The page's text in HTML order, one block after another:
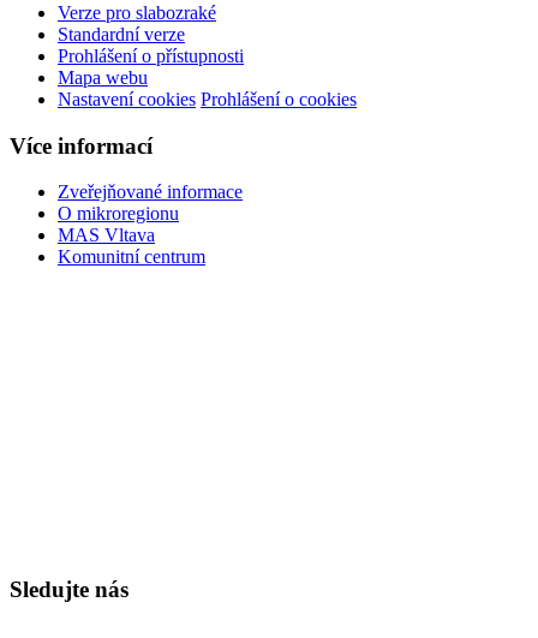
Verze pro slabozraké
Standardní verze
Prohlášení o přístupnosti
Mapa webu
Nastavení cookies Prohlášení o cookies
Více informací
Zveřejňované informace
O mikroregionu
MAS Vltava
Komunitní centrum
Sledujte nás